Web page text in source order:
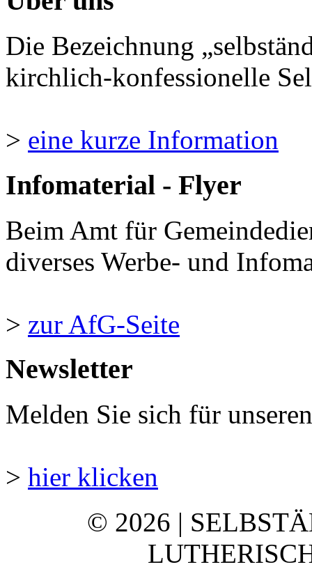
Die Bezeichnung
kirchlich-konfessionelle
> eine kurze Information
Infomaterial - Flyer
Beim Amt für
diverses Werbe- und
> zur AfG-Seite
Newsletter
Melden Sie sich für
> hier klicken
© 2026 |